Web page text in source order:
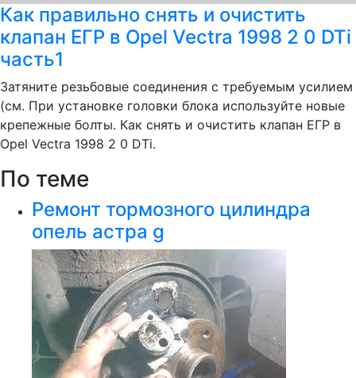
Как правильно снять и очистить
клапан ЕГР в Opel Vectra 1998 2 0 DTi
часть1
Затяните резьбовые соединения с требуемым усилием
(см. При установке головки блока используйте новые
крепежные болты. Как снять и очистить клапан ЕГР в
Opel Vectra 1998 2 0 DTi.
По теме
Ремонт тормозного цилиндра
опель астра g